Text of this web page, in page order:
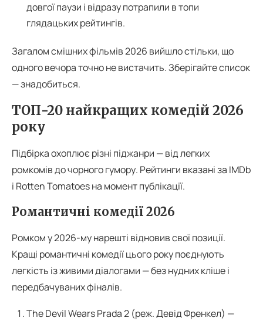
довгої паузи і відразу потрапили в топи
глядацьких рейтингів.
Загалом смішних фільмів 2026 вийшло стільки, що
одного вечора точно не вистачить. Зберігайте список
— знадобиться.
ТОП-20 найкращих комедій 2026
року
Підбірка охоплює різні піджанри — від легких
ромкомів до чорного гумору. Рейтинги вказані за IMDb
і Rotten Tomatoes на момент публікації.
Романтичні комедії 2026
Ромком у 2026-му нарешті відновив свої позиції.
Кращі романтичні комедії цього року поєднують
легкість із живими діалогами — без нудних кліше і
передбачуваних фіналів.
The Devil Wears Prada 2 (реж. Девід Френкел) —